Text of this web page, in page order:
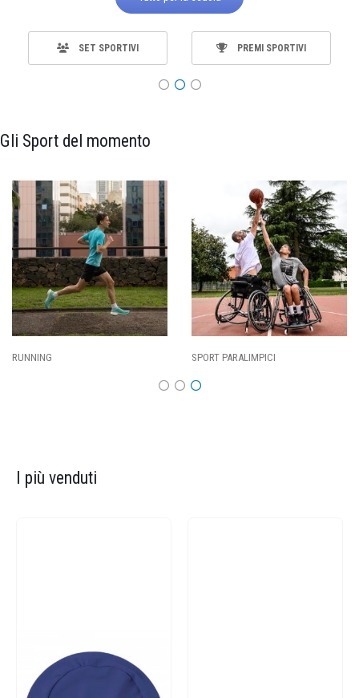
SET SPORTIVI PREMI SPORTIVI
Gli Sport del momento
CALCIO
I più venduti